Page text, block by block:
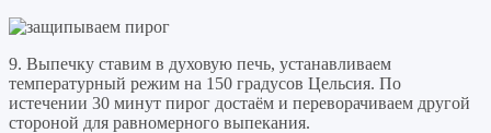
9. Выпечку ставим в духовую печь, устанавливаем
температурный режим на 150 градусов Цельсия. По
истечении 30 минут пирог достаём и переворачиваем другой
стороной для равномерного выпекания.